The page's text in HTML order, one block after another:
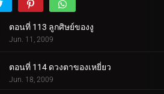
ตอนที่ 113 ลูกศิษย์ของงู
Jun. 11, 2009
ตอนที่ 114 ดวงตาของเหยี่ยว
Jun. 18, 2009